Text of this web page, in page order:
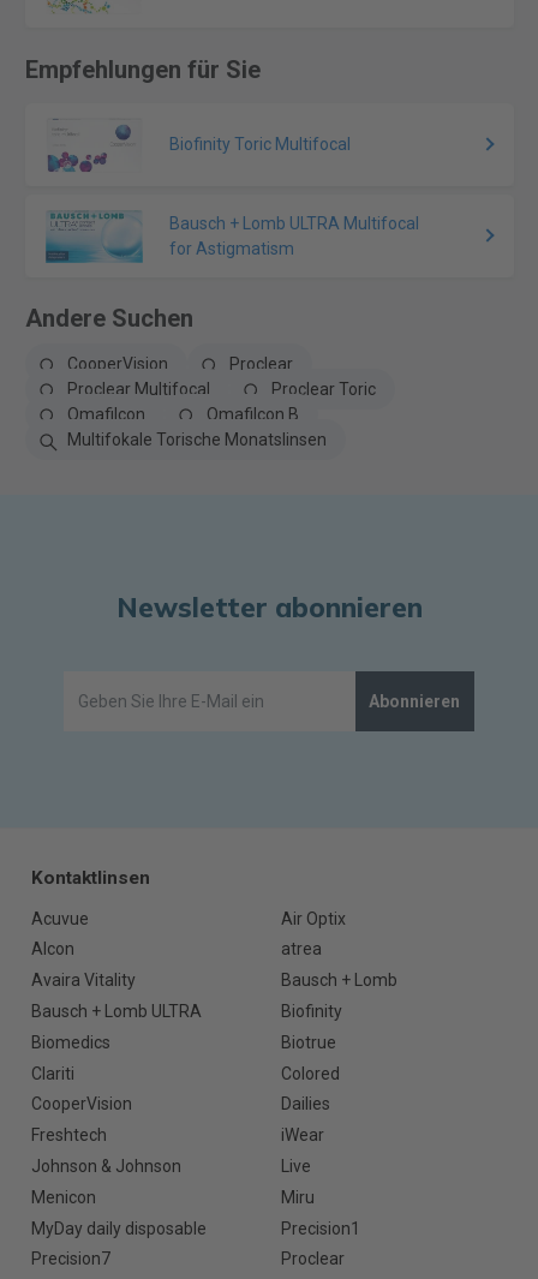
Empfehlungen für Sie
Biofinity Toric Multifocal
Bausch + Lomb ULTRA Multifocal
for Astigmatism
Andere Suchen
CooperVision
Proclear
Proclear Multifocal
Proclear Toric
Omafilcon
Omafilcon B
Multifokale Torische Monatslinsen
Newsletter abonnieren
Abonnieren
Kontaktlinsen
Acuvue
Air Optix
Alcon
atrea
Avaira Vitality
Bausch + Lomb
Bausch + Lomb ULTRA
Biofinity
Biomedics
Biotrue
Clariti
Colored
CooperVision
Dailies
Freshtech
iWear
Johnson & Johnson
Live
Menicon
Miru
MyDay daily disposable
Precision1
Precision7
Proclear